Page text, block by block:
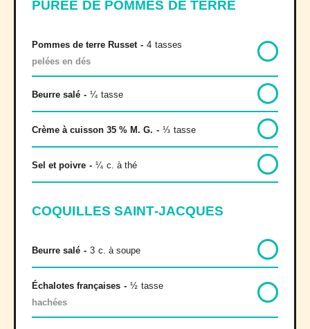
PURÉE DE POMMES DE TERRE
Pommes de terre Russet - 4 tasses
pelées en dés
Beurre salé - ¼ tasse
Crème à cuisson 35 % M. G. - ⅓ tasse
Sel et poivre - ¼ c. à thé
COQUILLES SAINT-JACQUES
Beurre salé - 3 c. à soupe
Échalotes françaises - ½ tasse
hachées